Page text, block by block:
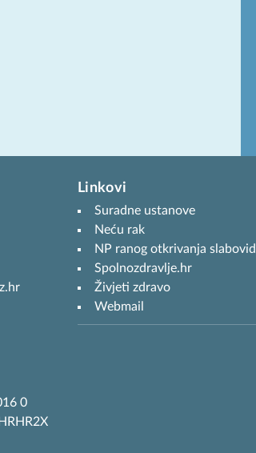
0
Linkovi
Suradne ustanove
Neću rak
NP ranog otkrivanja
Spolnozdravlje.hr
Živjeti zdravo
Webmail